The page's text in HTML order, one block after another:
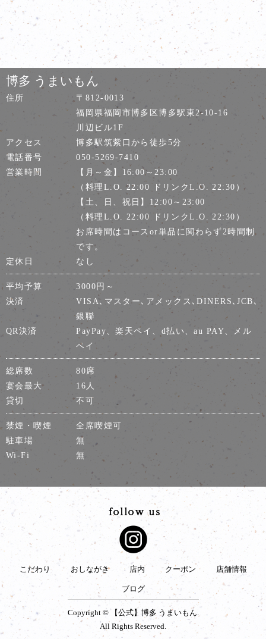
博多 うまいもん
住所
〒812-0013
福岡県福岡市博多区博多駅東2-10-16
川辺ビル1F
アクセス
博多駅筑紫口から徒歩5分
電話番号
050-5269-7410
営業時間
【月～金】16:00～23:00
（料理L.O. 22:00 ドリンクL.O. 22:30）
【土、日、祝日】12:00～23:00
（料理L.O. 22:00 ドリンクL.O. 22:30）
お席時間はコースor単品に関わらず2時間制
です。
定休日
なし
平均予算
3000円～
決済
VISA､マスター､アメックス､DINERS､JCB､
銀聯
QR決済
PayPay、楽天ペイ、d払い、au PAY、メル
ペイ
総席数
80席
宴会最大
16人
貸切
不可
禁煙・喫煙
全席喫煙可
駐車場
無
Wi-Fi
無
こだわり おしながき 店内 クーポン 店舗情報
ブログ
Copyright © 【公式】博多 うまいもん.
All Rights Reserved.